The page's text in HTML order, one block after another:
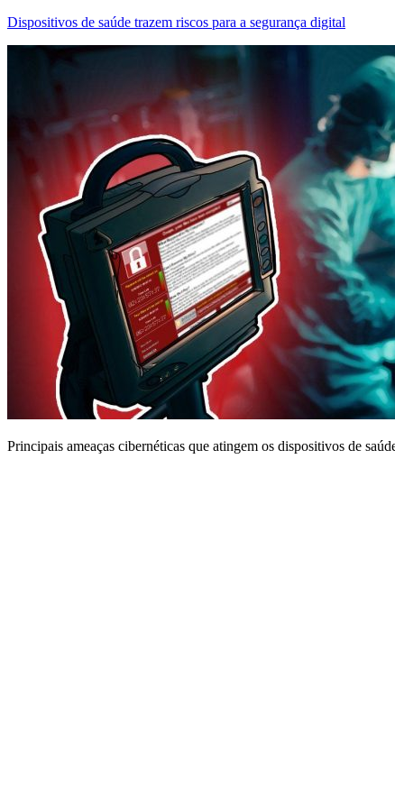
Dispositivos de saúde trazem riscos para a segurança digital
Principais ameaças cibernéticas que atingem os dispositivos de